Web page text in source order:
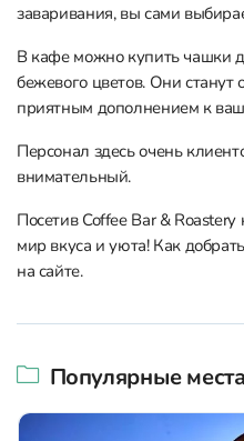
заваривания, вы сами
В кафе можно купить чашки
бежевого цветов. Они
приятным дополнением к
Персонал здесь очень
внимательный.
Посетив Coffee Bar &
мир вкуса и уюта! Как
на сайте.
Популярные места